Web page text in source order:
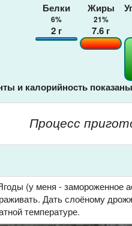
Белки
6%
2 г
Жиры
21%
7.6 г
и калорийность
Процесс
(у меня - замороженное
Дать слоёному
температуре.